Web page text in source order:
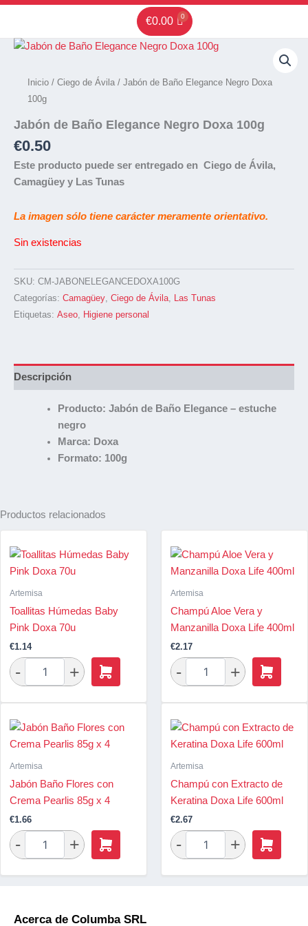
Ir
contenido
€0.00
Inicio / Ciego de Ávila / Jabón de Baño Elegance Negro Doxa
100g
Jabón de Baño Elegance Negro Doxa 100g
€0.50
Este producto puede ser entregado en Ciego de Ávila,
Camagüey y Las Tunas
La imagen sólo tiene carácter meramente orientativo.
Sin existencias
SKU: CM-JABONELEGANCEDOXA100G
Categorías: Camagüey, Ciego de Ávila, Las Tunas
Etiquetas: Aseo, Higiene personal
Descripción
Producto: Jabón de Baño Elegance – estuche
negro
Marca: Doxa
Formato: 100g
Productos relacionados
Artemisa
Toallitas Húmedas Baby
Pink Doxa 70u
€1.14
Artemisa
Champú Aloe Vera y
Manzanilla Doxa Life 400ml
€2.17
Artemisa
Jabón Baño Flores con
Crema Pearlis 85g x 4
€1.66
Artemisa
Champú con Extracto de
Keratina Doxa Life 600ml
€2.67
Acerca de Columba SRL